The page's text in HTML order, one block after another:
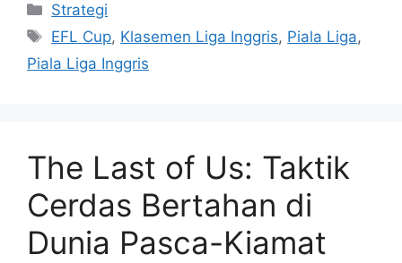
Categories
Strategi
Tags
EFL Cup, Klasemen Liga Inggris, Piala Liga,
Piala Liga Inggris
The Last of Us: Taktik
Cerdas Bertahan di
Dunia Pasca-Kiamat